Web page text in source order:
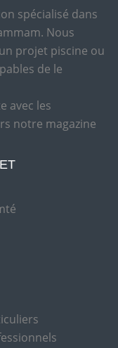
spécialisé dans
Nous
projet piscine ou
de le
avec les
notre magazine